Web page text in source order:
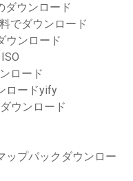
ダウンロード
でダウンロード
ウンロード
ロード
ロードyify
ウンロード
ップパックダウンロー